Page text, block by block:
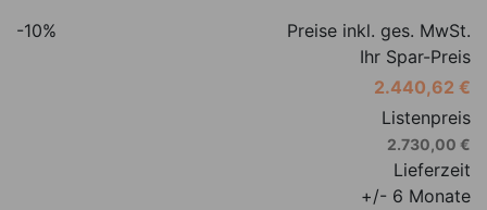
-10%
Preise inkl. ges. MwSt.
Ihr Spar-Preis
2.440,62 €
Listenpreis
2.730,00 €
Lieferzeit
+/- 6 Monate